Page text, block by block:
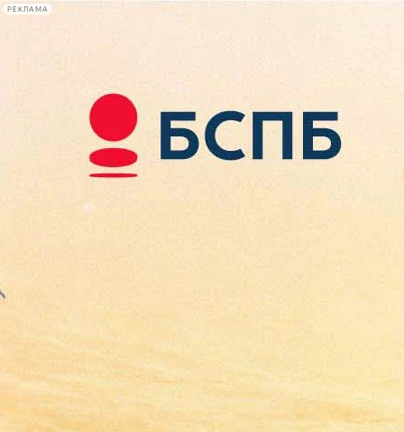
РЕКЛАМА
Сегодня:
2026.08.09
00:00
Афиша Plus